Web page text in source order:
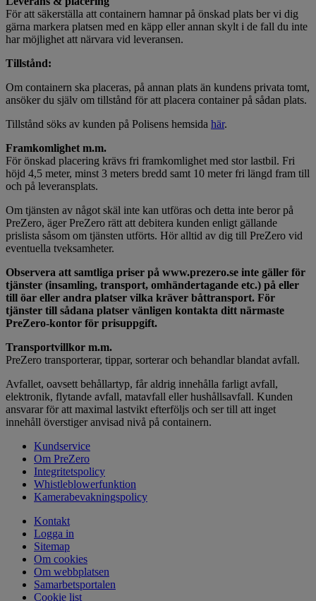
För att säkerställa att containern hamnar på önskad plats ber vi dig
gärna markera platsen med en käpp eller annan skylt i de fall du inte
har möjlighet att närvara vid leveransen.
Tillstånd:
Om containern ska placeras, på annan plats än kundens privata tomt,
ansöker du själv om tillstånd för att placera container på sådan plats.
Tillstånd söks av kunden på Polisens hemsida här.
Framkomlighet m.m.
För önskad placering krävs fri framkomlighet med stor lastbil. Fri
höjd 4,5 meter, minst 3 meters bredd samt 10 meter fri längd fram till
och på leveransplats.
Om tjänsten av något skäl inte kan utföras och detta inte beror på
PreZero, äger PreZero rätt att debitera kunden enligt gällande
prislista såsom om tjänsten utförts. Hör alltid av dig till PreZero vid
eventuella tveksamheter.
Observera att samtliga priser på www.prezero.se inte gäller för
tjänster (insamling, transport, omhändertagande etc.) på eller
till öar eller andra platser vilka kräver båttransport. För
tjänster till sådana platser vänligen kontakta ditt närmaste
PreZero-kontor för prisuppgift.
Transportvillkor m.m.
PreZero transporterar, tippar, sorterar och behandlar blandat avfall.
Avfallet, oavsett behållartyp, får aldrig innehålla farligt avfall,
elektronik, flytande avfall, matavfall eller hushållsavfall. Kunden
ansvarar för att maximal lastvikt efterföljs och ser till att inget
innehåll överstiger anvisad nivå på containern.
Kundservice
Om PreZero
Integritetspolicy
Whistleblowerfunktion
Kamerabevakningspolicy
Kontakt
Logga in
Sitemap
Om cookies
Om webbplatsen
Samarbetsportalen
Cookie list